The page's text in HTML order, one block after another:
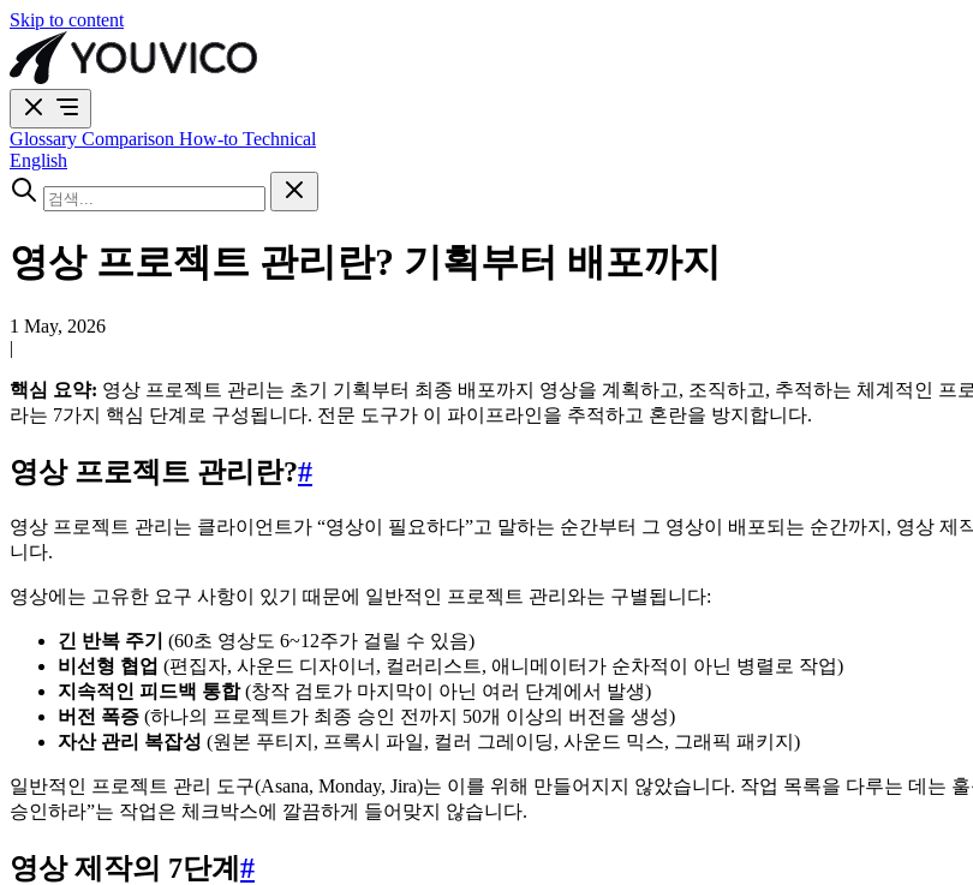
Skip to content
Glossary Comparison How-to Technical
English
영상 프로젝트 관리란? 기획부터 배포까지
1 May, 2026
|
핵심 요약: 영상 프로젝트 관리는 초기 기획부터 최종 배포까지 영상을 계획하고, 조직하고, 추적하는 체계적인
라는 7가지 핵심 단계로 구성됩니다. 전문 도구가 이 파이프라인을 추적하고 혼란을 방지합니다.
영상 프로젝트 관리란?#
영상 프로젝트 관리는 클라이언트가 “영상이 필요하다”고 말하는 순간부터 그 영상이 배포되는 순간까지, 영상
니다.
영상에는 고유한 요구 사항이 있기 때문에 일반적인 프로젝트 관리와는 구별됩니다:
긴 반복 주기 (60초 영상도 6~12주가 걸릴 수 있음)
비선형 협업 (편집자, 사운드 디자이너, 컬러리스트, 애니메이터가 순차적이 아닌 병렬로 작업)
지속적인 피드백 통합(창작 검토가 마지막이 아닌 여러 단계에서 발생)
버전 폭증 (하나의 프로젝트가 최종 승인 전까지 50개 이상의 버전을 생성)
자산 관리 복잡성 (원본 푸티지, 프록시 파일, 컬러 그레이딩, 사운드 믹스, 그래픽 패키지)
일반적인 프로젝트 관리 도구(Asana, Monday, Jira)는 이를 위해 만들어지지 않았습니다. 작업 목록을 다루는 데는
승인하라”는 작업은 체크박스에 깔끔하게 들어맞지 않습니다.
영상 제작의 7단계 #